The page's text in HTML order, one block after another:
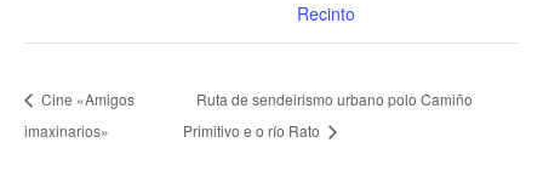
Recinto
Cine «Amigos
imaxinarios»
Ruta de sendeirismo urbano polo Camiño
Primitivo e o río Rato